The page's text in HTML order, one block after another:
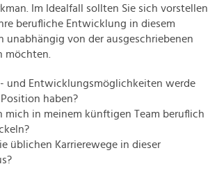
Im Idealfall sollten Sie sich vorstellen
berufliche Entwicklung in diesem
unabhängig von der ausgeschriebenen
möchten.
und Entwicklungsmöglichkeiten werde
haben?
mich in meinem künftigen Team beruflich
üblichen Karrierewege in dieser